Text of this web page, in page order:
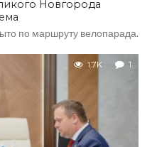
Новгорода
по маршруту велопарада.
1.7K 1